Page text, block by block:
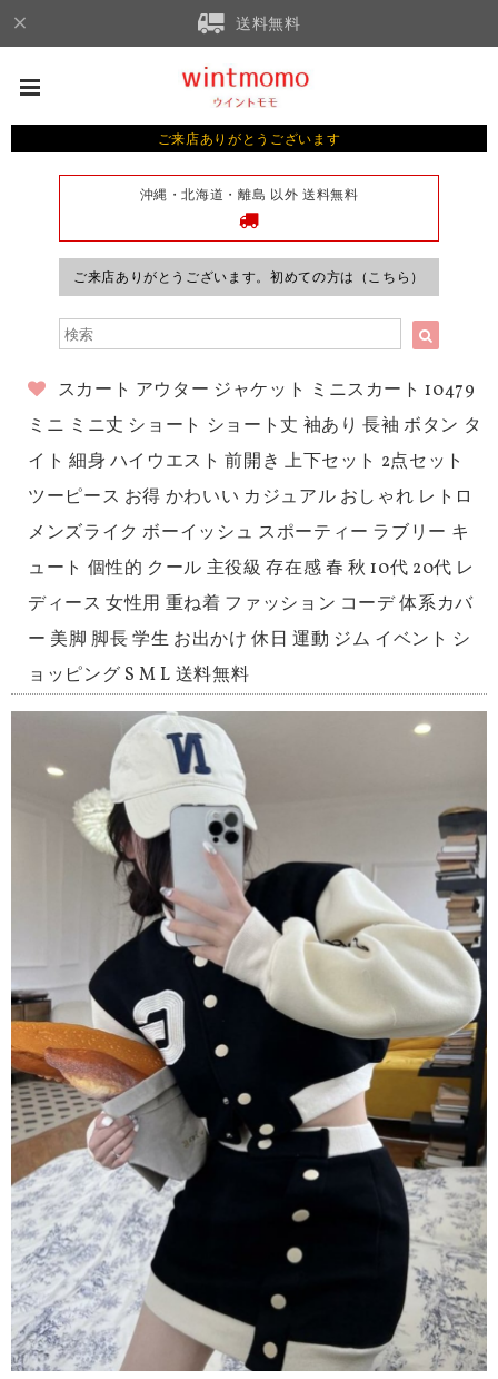
送料無料
ご来店ありがとうございます
沖縄・北海道・離島 以外 送料無料
ご来店ありがとうございます。初めての方は（こちら）
スカート アウター ジャケット ミニスカート 10479
ミニ ミニ丈 ショート ショート丈 袖あり 長袖 ボタン タ
イト 細身 ハイウエスト 前開き 上下セット 2点セット
ツーピース お得 かわいい カジュアル おしゃれ レトロ
メンズライク ボーイッシュ スポーティー ラブリー キ
ュート 個性的 クール 主役級 存在感 春 秋 10代 20代 レ
ディース 女性用 重ね着 ファッション コーデ 体系カバ
ー 美脚 脚長 学生 お出かけ 休日 運動 ジム イベント シ
ョッピング S M L 送料無料